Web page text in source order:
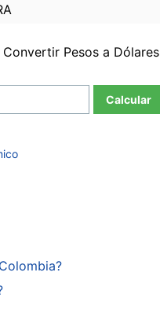
Convertir Pesos a Dólares
Calcular